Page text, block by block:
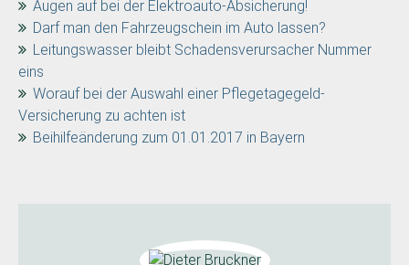
Augen auf bei der Elektroauto-Absicherung!
Darf man den Fahrzeugschein im Auto lassen?
Leitungswasser bleibt Schadensverursacher Nummer
eins
Worauf bei der Auswahl einer Pflegetagegeld-
Versicherung zu achten ist
Beihilfeänderung zum 01.01.2017 in Bayern